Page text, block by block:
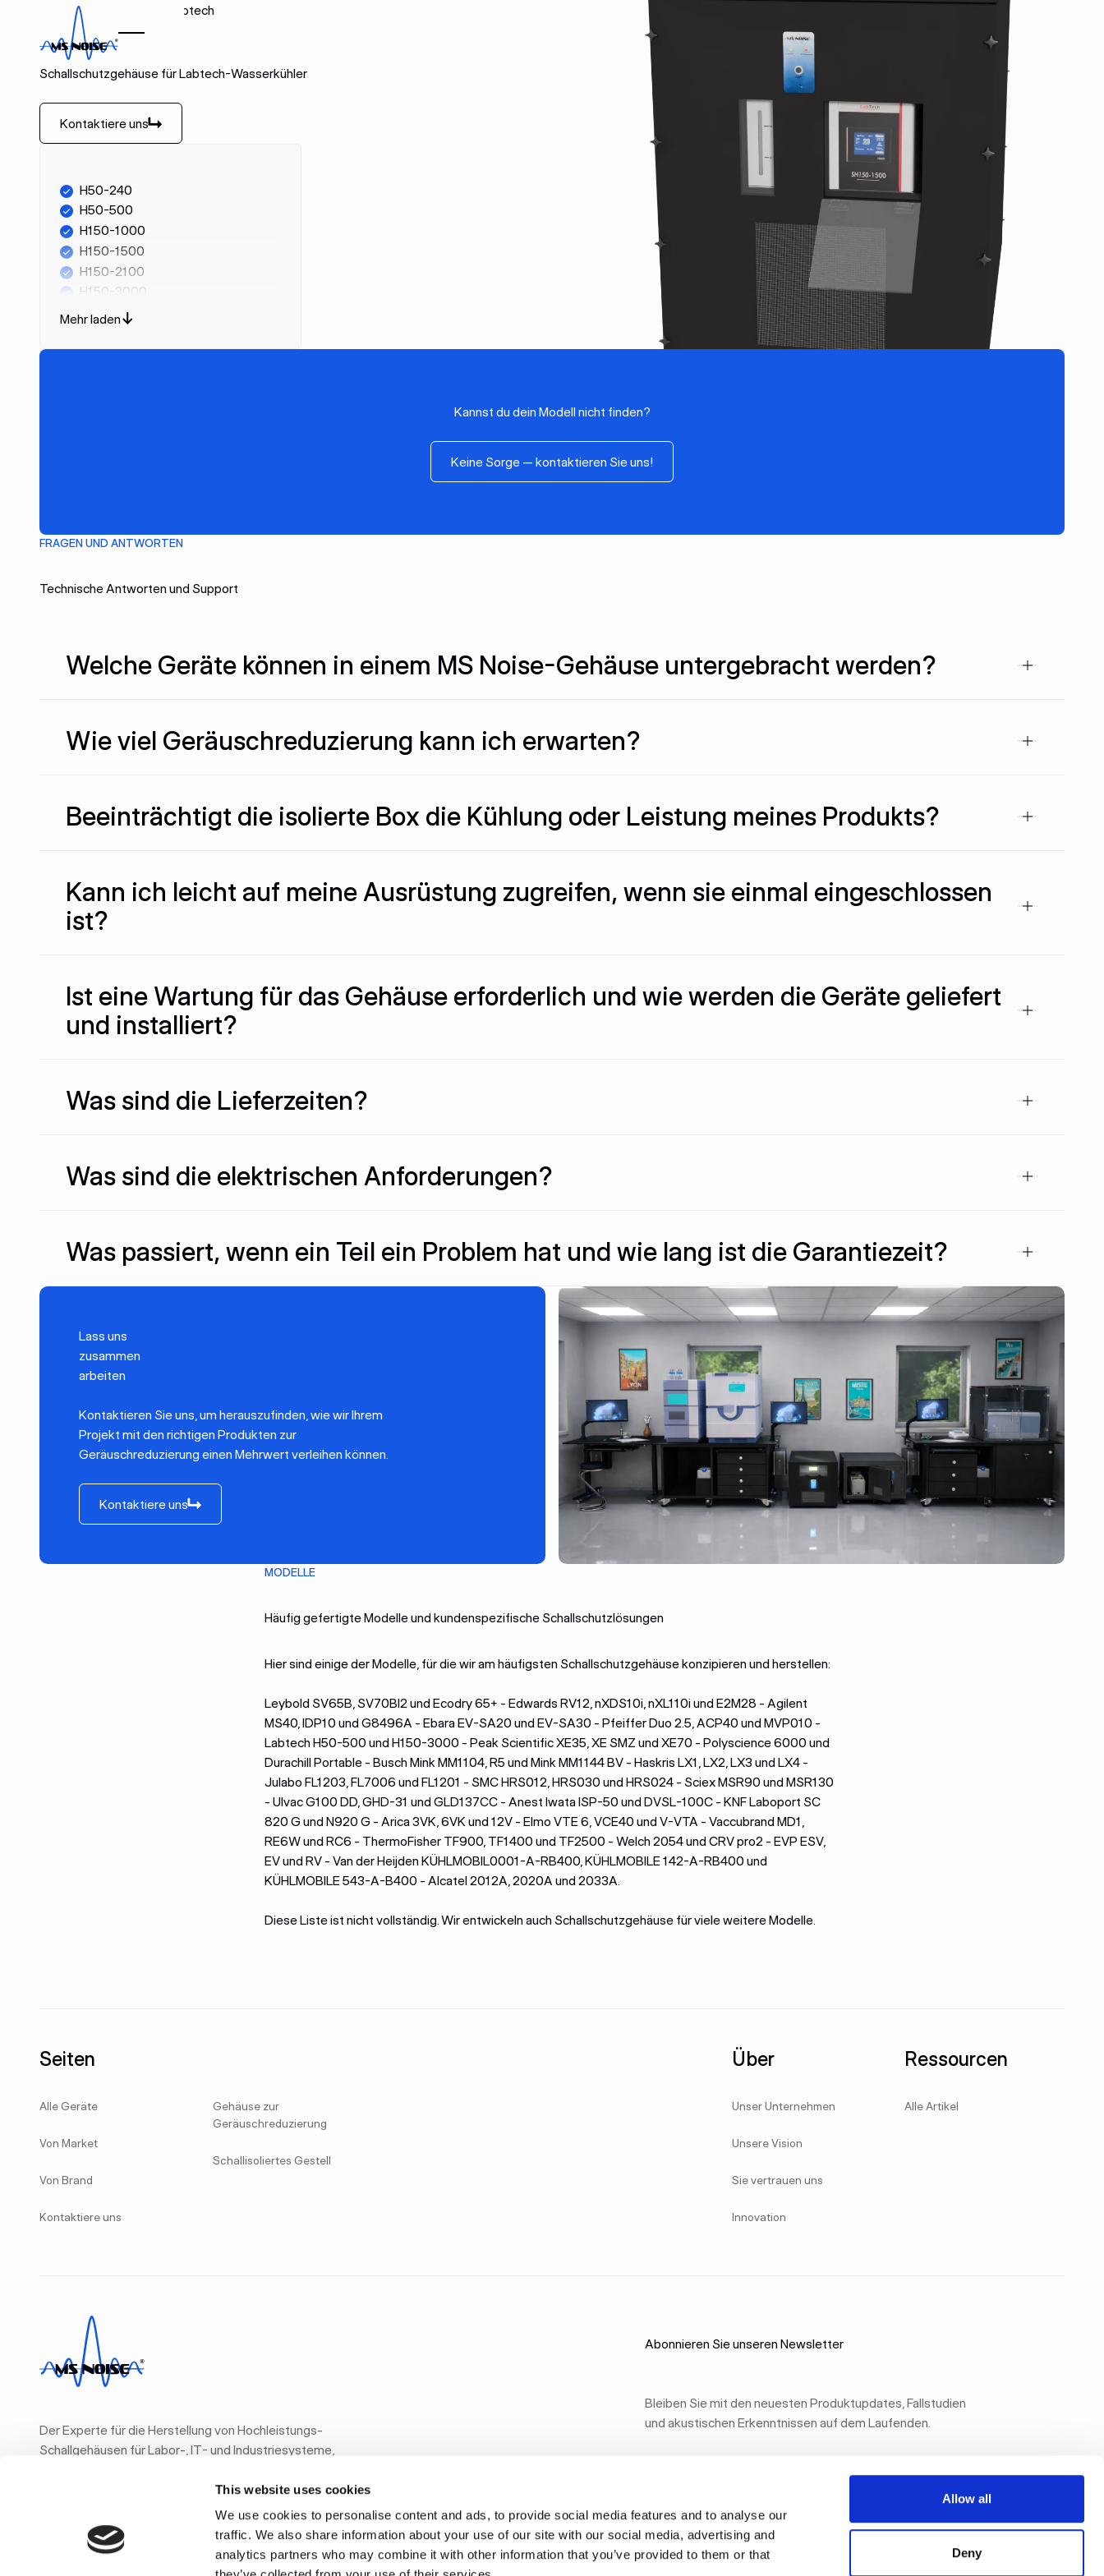
This website uses cookies
We use cookies to personalise content and ads, to provide social media features and to analyse our
traffic. We also share information about your use of our site with our social media, advertising and
analytics partners who may combine it with other information that you’ve provided to them or that
Allow all
Deny
Zuhause Labtech
LABTECH
Schallschutzgehäuse für Labtech-Wasserkühler
Kontaktiere uns
Kontaktiere uns
H50-240
H50-500
H150-1000
H150-1500
H150-2100
H150-3000
H150-5000
H150-1000 LT
Mehr laden
Kannst du dein Modell nicht finden?
Keine Sorge — kontaktieren Sie uns!
Keine Sorge — kontaktieren Sie uns!
FRAGEN UND ANTWORTEN
Technische Antworten und Support
Welche Geräte können in einem MS Noise-Gehäuse untergebracht werden?
Wie viel Geräuschreduzierung kann ich erwarten?
Beeinträchtigt die isolierte Box die Kühlung oder Leistung meines Produkts?
Kann ich leicht auf meine Ausrüstung zugreifen, wenn sie einmal eingeschlossen
ist?
Ist eine Wartung für das Gehäuse erforderlich und wie werden die Geräte geliefert
und installiert?
Was sind die Lieferzeiten?
Was sind die elektrischen Anforderungen?
Was passiert, wenn ein Teil ein Problem hat und wie lang ist die Garantiezeit?
Lass uns
zusammen
arbeiten
Kontaktieren Sie uns, um herauszufinden, wie wir Ihrem
Projekt mit den richtigen Produkten zur
Geräuschreduzierung einen Mehrwert verleihen können.
Kontaktiere uns
Kontaktiere uns
MODELLE
Häufig gefertigte Modelle und kundenspezifische Schallschutzlösungen
Hier sind einige der Modelle, für die wir am häufigsten Schallschutzgehäuse konzipieren und herstellen:
Leybold SV65B, SV70BI2 und Ecodry 65+ - Edwards RV12, nXDS10i, nXL110i und E2M28 - Agilent
MS40, IDP10 und G8496A - Ebara EV-SA20 und EV-SA30 - Pfeiffer Duo 2.5, ACP40 und MVP010 -
Labtech H50-500 und H150-3000 - Peak Scientific XE35, XE SMZ und XE70 - Polyscience 6000 und
Durachill Portable - Busch Mink MM1104, R5 und Mink MM1144 BV - Haskris LX1, LX2, LX3 und LX4 -
Julabo FL1203, FL7006 und FL1201 - SMC HRS012, HRS030 und HRS024 - Sciex MSR90 und MSR130
- Ulvac G100 DD, GHD-31 und GLD137CC - Anest Iwata ISP-50 und DVSL-100C - KNF Laboport SC
820 G und N920 G - Arica 3VK, 6VK und 12V - Elmo VTE 6, VCE40 und V-VTA - Vaccubrand MD1,
RE6W und RC6 - ThermoFisher TF900, TF1400 und TF2500 - Welch 2054 und CRV pro2 - EVP ESV,
EV und RV - Van der Heijden KÜHLMOBIL0001-A-RB400, KÜHLMOBILE 142-A-RB400 und
KÜHLMOBILE 543-A-B400 - Alcatel 2012A, 2020A und 2033A.
Diese Liste ist nicht vollständig. Wir entwickeln auch Schallschutzgehäuse für viele weitere Modelle.
Seiten
Alle Geräte
Von Market
Von Brand
Kontaktiere uns
Gehäuse zur
Geräuschreduzierung
Schallisoliertes Gestell
Über
Unser Unternehmen
Unsere Vision
Sie vertrauen uns
Innovation
Ressourcen
Alle Artikel
Der Experte für die Herstellung von Hochleistungs-
Schallgehäusen für Labor-, IT- und Industriesysteme,
Abonnieren Sie unseren Newsletter
Bleiben Sie mit den neuesten Produktupdates, Fallstudien
und akustischen Erkenntnissen auf dem Laufenden.
Abonnieren